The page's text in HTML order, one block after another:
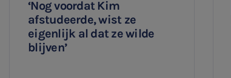
‘Nog voordat Kim
afstudeerde, wist ze
eigenlijk al dat ze wilde
blijven’